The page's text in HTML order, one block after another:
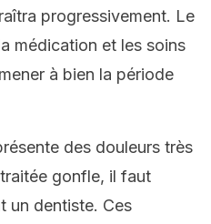
progressivement. Le
médication et les soins
à bien la période
des douleurs très
gonfle, il faut
un dentiste. Ces